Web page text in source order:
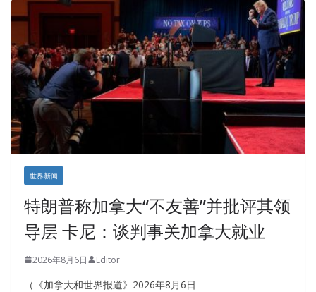
世界新闻
特朗普称加拿大“不友善”并批评其领
导层 卡尼：谈判事关加拿大就业
2026年8月6日 Editor
（《加拿大和世界报道》2026年8月6日